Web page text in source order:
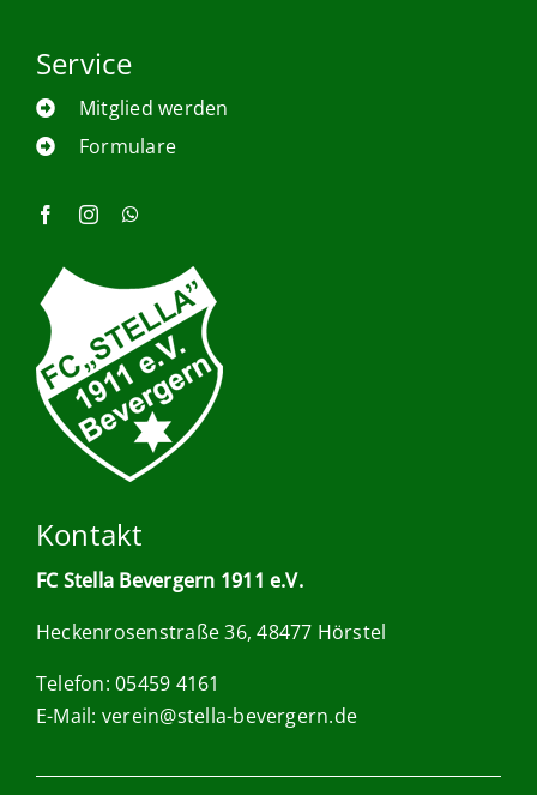
Service
Mitglied werden
Formulare
Kontakt
FC Stella Bevergern 1911 e.V.
Heckenrosenstraße 36, 48477 Hörstel
Telefon: 05459 4161
E-Mail: verein@stella-bevergern.de